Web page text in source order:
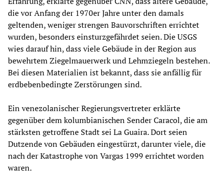
die vor Anfang der 1970er Jahre unter den damals
geltenden, weniger strengen Bauvorschriften errichtet
wurden, besonders einsturzgefährdet seien. Die USGS
wies darauf hin, dass viele Gebäude in der Region aus
bewehrtem Ziegelmauerwerk und Lehmziegeln bestehen.
Bei diesen Materialien ist bekannt, dass sie anfällig für
erdbebenbedingte Zerstörungen sind.
Ein venezolanischer Regierungsvertreter erklärte
gegenüber dem kolumbianischen Sender Caracol, die am
stärksten getroffene Stadt sei La Guaira. Dort seien
Dutzende von Gebäuden eingestürzt, darunter viele, die
nach der Katastrophe von Vargas 1999 errichtet worden
waren.